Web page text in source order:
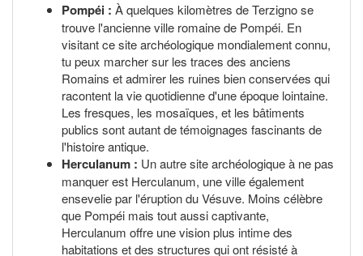
Pompéi : À quelques kilomètres de Terzigno se
trouve l'ancienne ville romaine de Pompéi. En
visitant ce site archéologique mondialement connu,
tu peux marcher sur les traces des anciens
Romains et admirer les ruines bien conservées qui
racontent la vie quotidienne d'une époque lointaine.
Les fresques, les mosaïques, et les bâtiments
publics sont autant de témoignages fascinants de
l'histoire antique.
Herculanum : Un autre site archéologique à ne pas
manquer est Herculanum, une ville également
ensevelie par l'éruption du Vésuve. Moins célèbre
que Pompéi mais tout aussi captivante,
Herculanum offre une vision plus intime des
habitations et des structures qui ont résisté à